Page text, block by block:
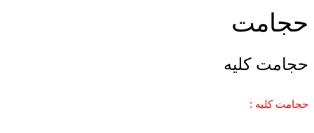
حجامت
حجامت كليه
حجامت کلیه :